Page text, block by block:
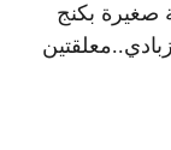
صغيرة بكنج